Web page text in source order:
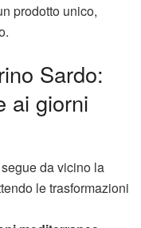
prodotto unico,
Sardo:
ai giorni
segue da vicino la
le trasformazioni